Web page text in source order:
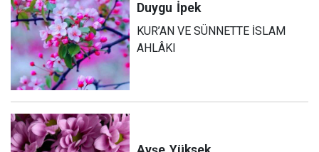
Duygu İpek
KUR’AN VE SÜNNETTE İSLAM
AHLÂKI